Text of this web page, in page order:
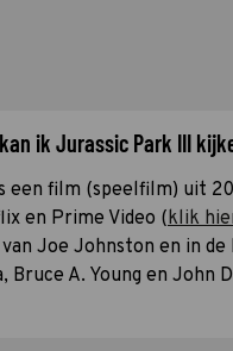
ik Jurassic Park III
een film (speelfilm) uit
en Prime Video (klik
Joe Johnston en in
Bruce A. Young en John